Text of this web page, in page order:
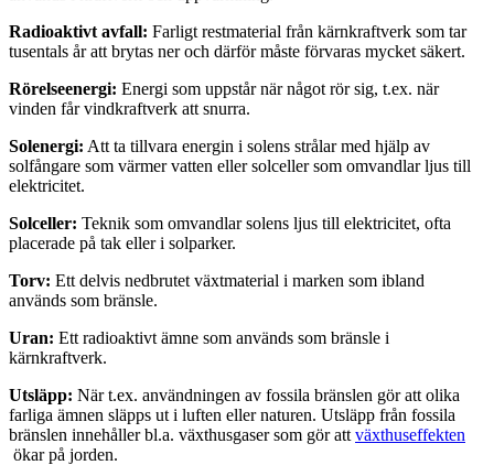
Radioaktivt avfall: Farligt restmaterial från kärnkraftverk som tar
tusentals år att brytas ner och därför måste förvaras mycket säkert.
Rörelseenergi: Energi som uppstår när något rör sig, t.ex. när
vinden får vindkraftverk att snurra.
Solenergi: Att ta tillvara energin i solens strålar med hjälp av
solfångare som värmer vatten eller solceller som omvandlar ljus till
elektricitet.
Solceller: Teknik som omvandlar solens ljus till elektricitet, ofta
placerade på tak eller i solparker.
Torv: Ett delvis nedbrutet växtmaterial i marken som ibland
används som bränsle.
Uran: Ett radioaktivt ämne som används som bränsle i
kärnkraftverk.
Utsläpp: När t.ex. användningen av fossila bränslen gör att olika
farliga ämnen släpps ut i luften eller naturen. Utsläpp från fossila
bränslen innehåller bl.a. växthusgaser som gör att växthuseffekten
ökar på jorden.